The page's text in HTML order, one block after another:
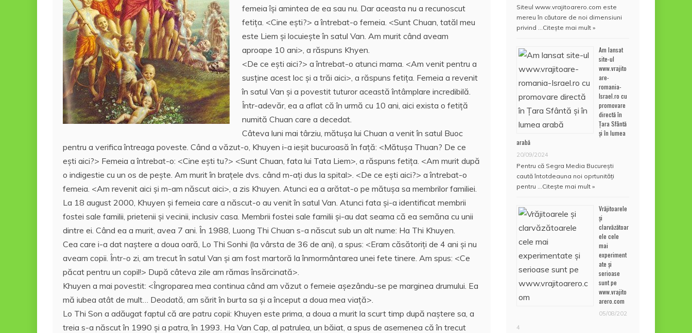
femeia îşi amintea de ea sau nu. Dar aceasta nu a recunoscut
fetiţa. <Cine eşti?> a întrebat-o femeia. <Sunt Chuan, tatăl meu
este Liem şi locuieşte în satul Van. Am murit când aveam
aproape 10 ani>, a răspuns Khyen.
<De ce eşti aici?> a întrebat-o atunci mama. <Am venit pentru a
susţine acest loc şi a trăi aici>, a răspuns fetiţa. Femeia a revenit
în satul Van şi a povestit tuturor această întâmplare incredibilă.
Într-adevăr, ea a aflat că în urmă cu 10 ani, aici exista o fetiţă
numită Chuan care a decedat.
Câteva luni mai târziu, mătuşa lui Chuan a venit în satul Buoc
pentru a verifica întreaga poveste. Când a văzut-o, Khuyen i-a ieşit bucuroasă în faţă: <Mătuşa Thuan? De ce
eşti aici?> Femeia a întrebat-o: <Cine eşti tu?> <Sunt Chuan, fata lui Tata Liem>, a răspuns fetiţa. <Am murit după
o indigestie cu un os de peşte. Am murit în braţele dvs. când m-aţi dus la spital>. <De ce eşti aici?> a întrebat-o
femeia. <Am revenit aici şi m-am născut aici>, a zis Khuyen. Atunci ea a arătat-o pe mătuşa sa membrilor familiei.
La 18 august 2000, Khuyen şi femeia care a născut-o au venit în satul Van. Atunci fata şi-a identificat membrii
fostei sale familii, prietenii şi vecinii, inclusiv casa. Membrii fostei sale familii şi-au dat seama că ea semăna cu unii
dintre ei. Când ea a murit, avea 7 ani. În 1988, Luong Thi Chuan s-a născut sub un alt nume: Ha Thi Khuyen.
Cea care i-a dat naştere a doua oară, Lo Thi Sonhi (la vârsta de 36 de ani), a spus: <Eram căsătoriţi de 4 ani şi nu
aveam copii. Într-o zi, am trecut în satul Van şi am fost martoră la înmormântarea unei fete tinere. Am spus: <Ce
păcat pentru un copil!> După câteva zile am rămas însărcinată>.
Khuyen a mai povestit: <Îngroparea mea continua când am văzut o femeie aşezându-se pe marginea drumului. Ea
mă iubea atât de mult… Deodată, am sărit în burta sa şi a început a doua mea viaţă>.
Lo Thi Son a adăugat faptul că are patru copii: Khuyen este prima, a doua a murit la scurt timp după naştere sa, a
treia s-a născut în 1990 şi a patra, în 1993. Ha Van Cap, al patrulea, un băiat, a spus de asemenea că în trecut
Siteul www.vrajitoarero.com este
mereu în căutare de noi dimensiuni
privind … Citește mai mult »
Am lansat
site-ul
www.vrajito
are-
romania-
Israel.ro cu
promovare
directă în
Țara Sfântă
și în lumea
arabă
20/09/2024
Pentru că Segra Media București
caută întotdeauna noi oprtunități
pentru … Citește mai mult »
Vrăjitoarele
și
clarvăzătoar
ele cele
mai
experiment
ate și
serioase
sunt pe
www.vrajito
arero.com
05/08/202
4